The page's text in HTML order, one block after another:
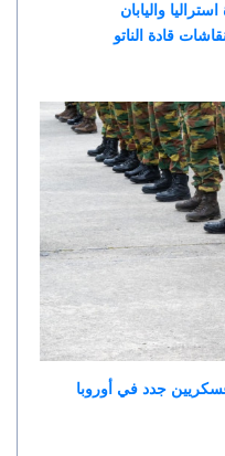
واليابان
قادة الناتو
جدد في أوروبا